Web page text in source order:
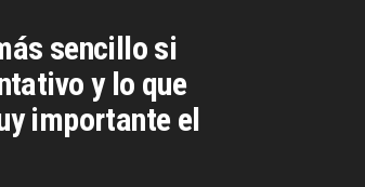
sencillo si
y lo que
importante el